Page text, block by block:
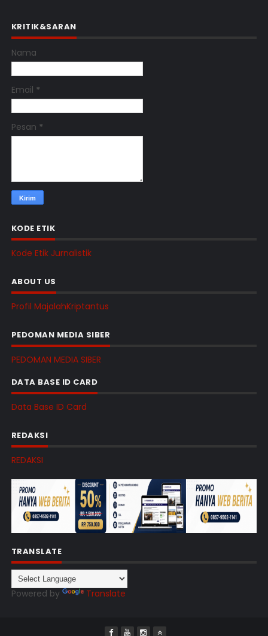
KRITIK&SARAN
Nama
Email *
Pesan *
KODE ETIK
Kode Etik Jurnalistik
ABOUT US
Profil MajalahKriptantus
PEDOMAN MEDIA SIBER
PEDOMAN MEDIA SIBER
DATA BASE ID CARD
Data Base ID Card
REDAKSI
REDAKSI
TRANSLATE
Powered by Translate